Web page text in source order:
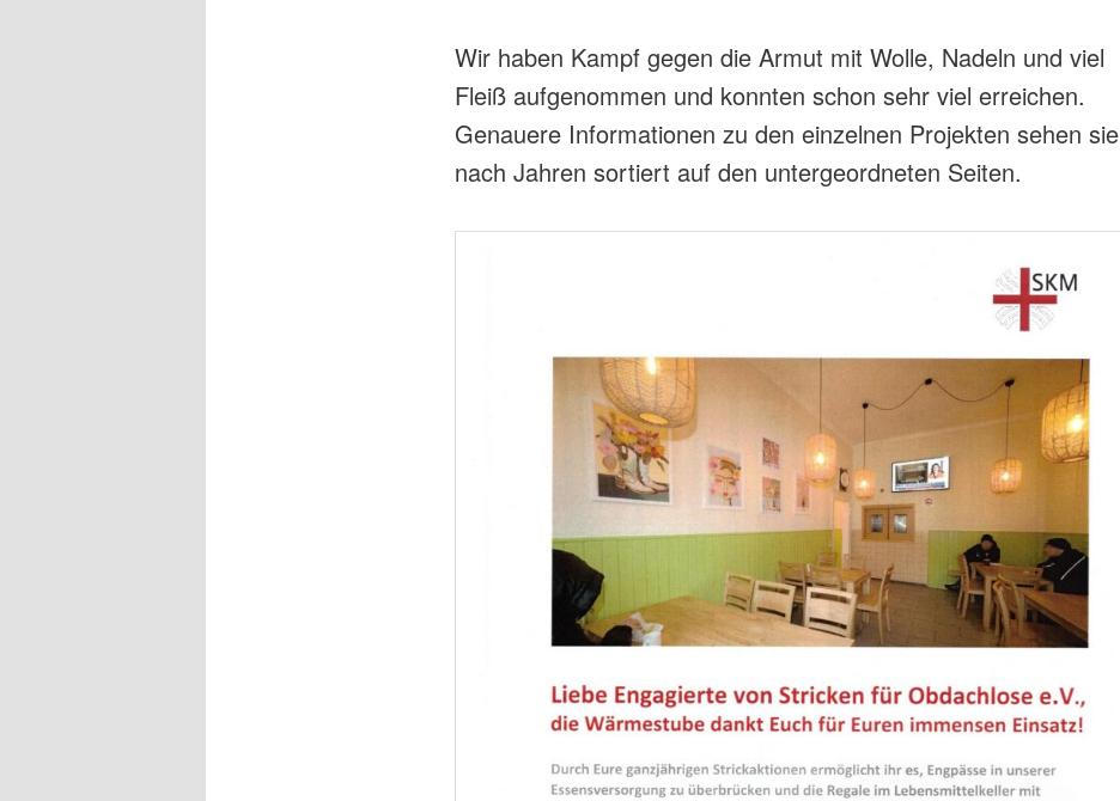
Wir haben Kampf gegen die Armut mit Wolle, Nadeln und viel
Fleiß aufgenommen und konnten schon sehr viel erreichen.
Genauere Informationen zu den einzelnen Projekten sehen sie
nach Jahren sortiert auf den untergeordneten Seiten.